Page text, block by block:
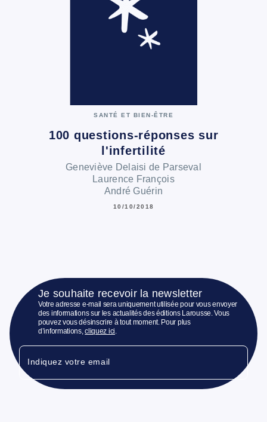
SANTÉ ET BIEN-ÊTRE
100 questions-réponses sur
l'infertilité
Geneviève Delaisi de Parseval
Laurence François
André Guérin
10/10/2018
Je souhaite recevoir la newsletter
Votre adresse e-mail sera uniquement utilisée pour vous envoyer
des informations sur les actualités des éditions Larousse. Vous
pouvez vous désinscrire à tout moment. Pour plus
d’informations,cliquez ici
Indiquez votre email